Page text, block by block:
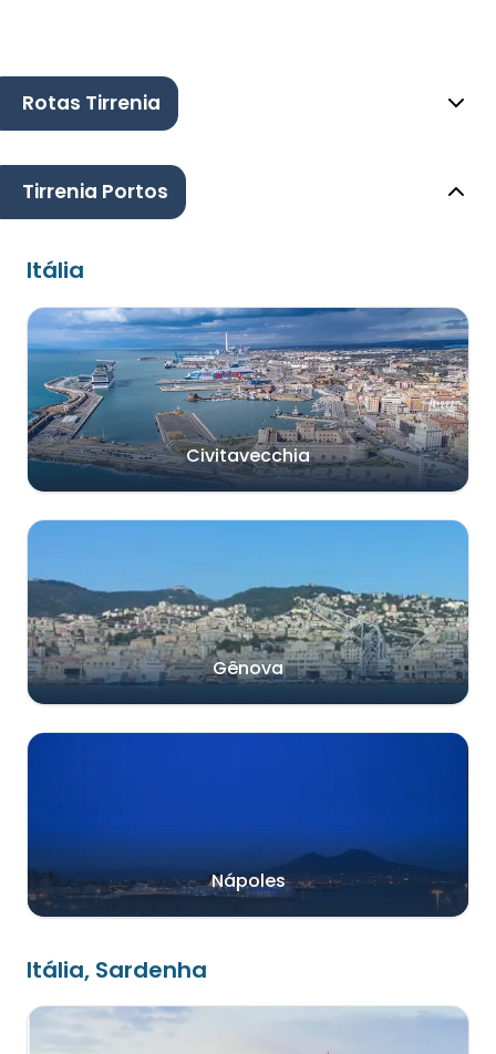
Rotas Tirrenia
Tirrenia Portos
Itália
Civitavecchia
Gênova
Nápoles
Itália, Sardenha